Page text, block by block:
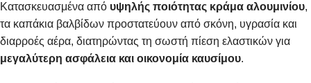
Κατασκευασμένα από υψηλής ποιότητας κράμα αλουμινίου,
τα καπάκια βαλβίδων προστατεύουν από σκόνη, υγρασία και
διαρροές αέρα, διατηρώντας τη σωστή πίεση ελαστικών για
μεγαλύτερη ασφάλεια και οικονομία καυσίμου.